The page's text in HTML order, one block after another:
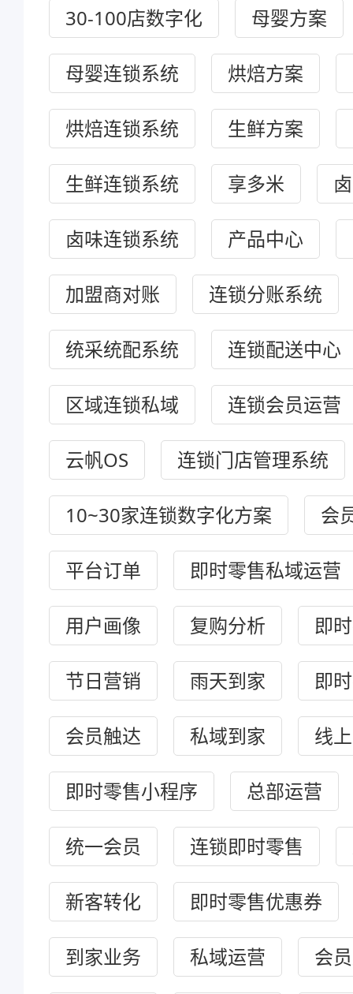
30-100店数字化 母婴方案
母婴连锁系统 烘焙方案
烘焙连锁系统 生鲜方案
生鲜连锁系统 享多米
卤味连锁系统 产品中心
加盟商对账 连锁分账系统
统采统配系统 连锁配送中心
区域连锁私域 连锁会员运营
云帆OS 连锁门店管理系统
10~30家连锁数字化方案 会
平台订单 即时零售私域运营
用户画像 复购分析 即
节日营销 雨天到家 即
会员触达 私域到家 线
即时零售小程序 总部运营
统一会员 连锁即时零售
新客转化 即时零售优惠券
到家业务 私域运营 会